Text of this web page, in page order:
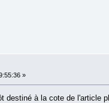
»
destiné à la cote de l'article